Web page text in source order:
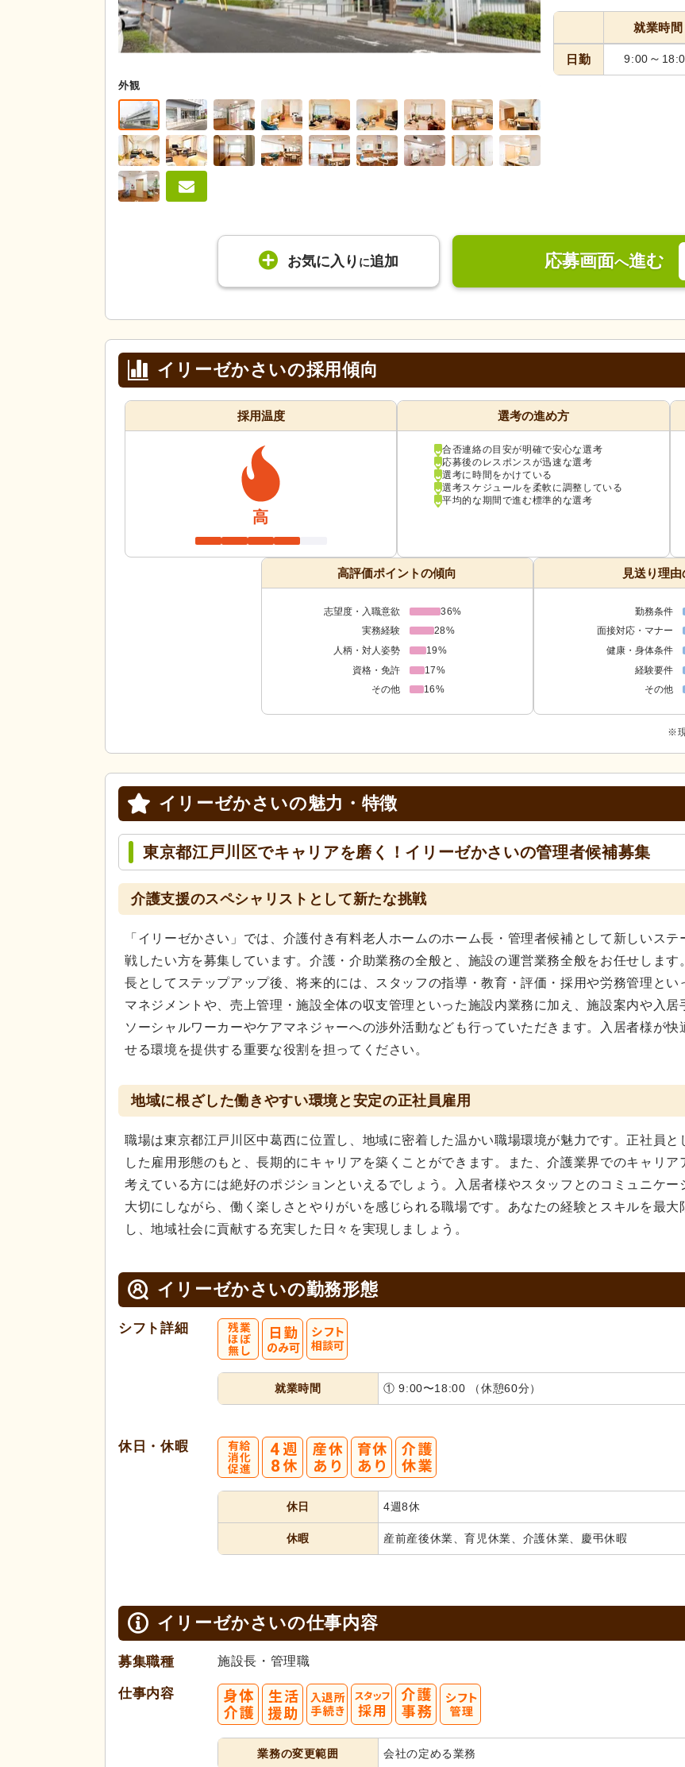
外観
就業時間
日勤 9:00 ～
お気に入り に追加 応募画面へ進む
イリーゼかさいの採用傾向
採用温度
高
選考の進め方
合否連絡の目安が明確で安心な選考
応募後のレスポンスが迅速な選考
選考に時間をかけている
選考スケジュールを柔軟に調整している
平均的な期間で進む標準的な選考
高評価ポイントの傾向
志望度・入職意欲
36%
実務経験
28%
人柄・対人姿勢
19%
資格・免許
17%
その他
16%
見送り理由
勤務条件
面接対応・マナー
健康・身体条件
経験要件
その他
※
イリーゼかさいの魅力・特徴
東京都江戸川区でキャリアを磨く！イリーゼかさいの管理者候補募集
介護支援のスペシャリストとして新たな挑戦
「イリーゼかさい」では、介護付き有料老人ホームのホーム長・管理者候補として新しいステ
戦したい方を募集しています。介護・介助業務の全般と、施設の運営業務全般をお任せします
長としてステップアップ後、将来的には、スタッフの指導・教育・評価・採用や労務管理とい
マネジメントや、売上管理・施設全体の収支管理といった施設内業務に加え、施設案内や入居
ソーシャルワーカーやケアマネジャーへの渉外活動なども行っていただきます。入居者様が快
せる環境を提供する重要な役割を担ってください。
地域に根ざした働きやすい環境と安定の正社員雇用
職場は東京都江戸川区中葛西に位置し、地域に密着した温かい職場環境が魅力です。正社員と
した雇用形態のもと、長期的にキャリアを築くことができます。また、介護業界でのキャリア
考えている方には絶好のポジションといえるでしょう。入居者様やスタッフとのコミュニケー
大切にしながら、働く楽しさとやりがいを感じられる職場です。あなたの経験とスキルを最大
し、地域社会に貢献する充実した日々を実現しましょう。
イリーゼかさいの勤務形態
シフト詳細
就業時間 ① 9:00〜18:00 （休憩60分）
休日・休暇
休日 4週8休
休暇 産前産後休業、育児休業、介護休業、慶弔休暇
イリーゼかさいの仕事内容
募集職種 施設長・管理職
仕事内容
業務の変更範囲 会社の定める業務